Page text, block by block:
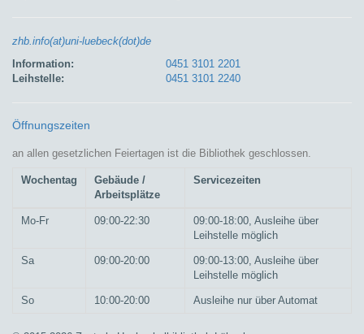
zhb.info(at)uni-luebeck(dot)de
Information:
0451 3101 2201
Leihstelle:
0451 3101 2240
Öffnungszeiten
an allen gesetzlichen Feiertagen ist die Bibliothek geschlossen.
Wochentag
Gebäude /
Arbeitsplätze
Servicezeiten
Mo-Fr 09:00-22:30
09:00-18:00, Ausleihe über
Leihstelle möglich
Sa 09:00-20:00
09:00-13:00, Ausleihe über
Leihstelle möglich
So 10:00-20:00 Ausleihe nur über Automat